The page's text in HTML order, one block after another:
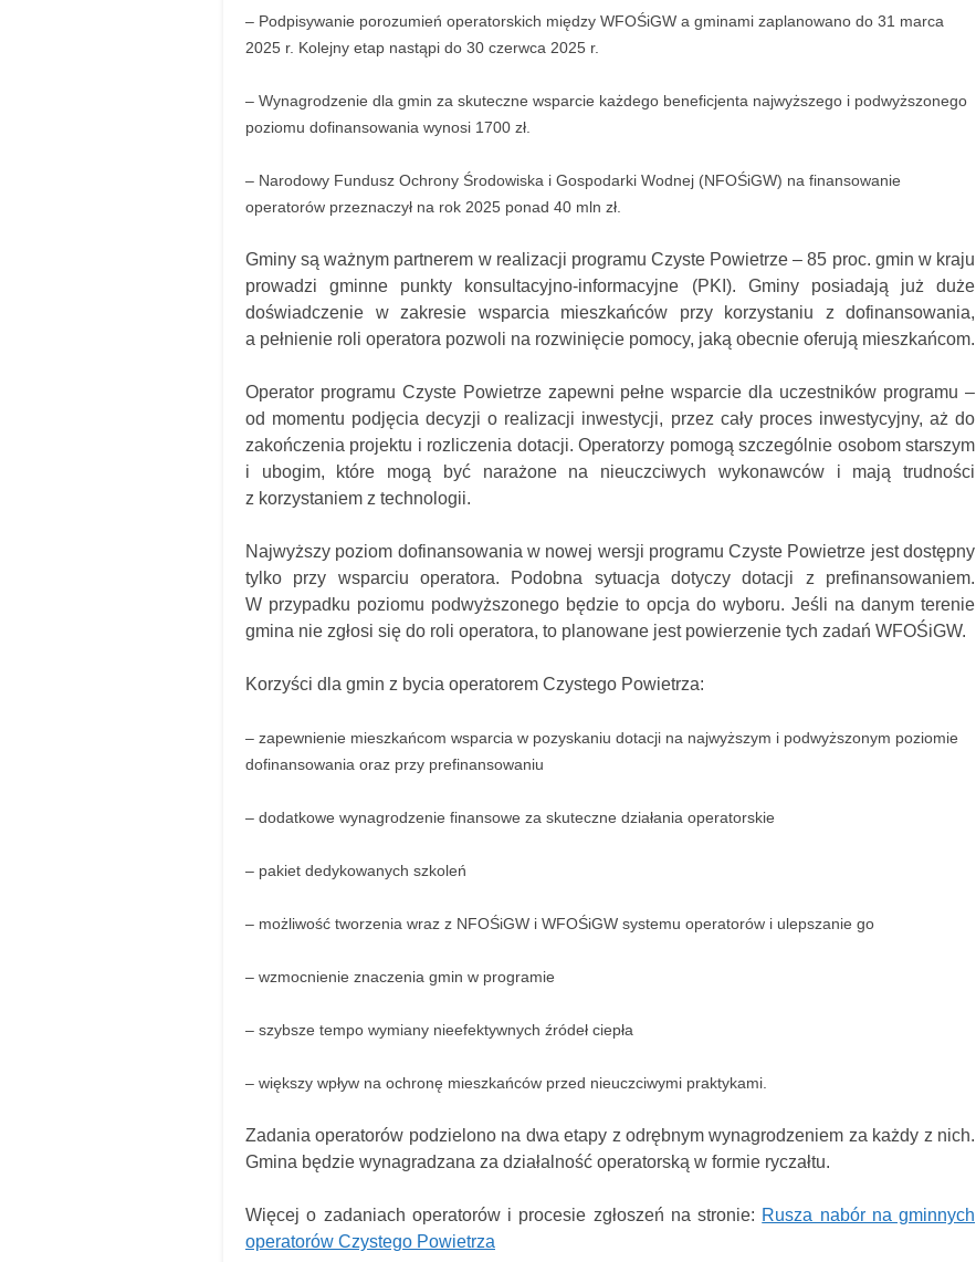
– Podpisywanie porozumień operatorskich między WFOŚiGW a gminami zaplanowano do 31 marca
2025 r. Kolejny etap nastąpi do 30 czerwca 2025 r.
– Wynagrodzenie dla gmin za skuteczne wsparcie każdego beneficjenta najwyższego i podwyższonego
poziomu dofinansowania wynosi 1700 zł.
– Narodowy Fundusz Ochrony Środowiska i Gospodarki Wodnej (NFOŚiGW) na finansowanie
operatorów przeznaczył na rok 2025 ponad 40 mln zł.
Gminy są ważnym partnerem w realizacji programu Czyste Powietrze – 85 proc. gmin w kraju
prowadzi gminne punkty konsultacyjno‐informacyjne (PKI). Gminy posiadają już duże
doświadczenie w zakresie wsparcia mieszkańców przy korzystaniu z dofinansowania,
a pełnienie roli operatora pozwoli na rozwinięcie pomocy, jaką obecnie oferują mieszkańcom.
Operator programu Czyste Powietrze zapewni pełne wsparcie dla uczestników programu –
od momentu podjęcia decyzji o realizacji inwestycji, przez cały proces inwestycyjny, aż do
zakończenia projektu i rozliczenia dotacji. Operatorzy pomogą szczególnie osobom starszym
i ubogim, które mogą być narażone na nieuczciwych wykonawców i mają trudności
z korzystaniem z technologii.
Najwyższy poziom dofinansowania w nowej wersji programu Czyste Powietrze jest dostępny
tylko przy wsparciu operatora. Podobna sytuacja dotyczy dotacji z prefinansowaniem.
W przypadku poziomu podwyższonego będzie to opcja do wyboru. Jeśli na danym terenie
gmina nie zgłosi się do roli operatora, to planowane jest powierzenie tych zadań WFOŚiGW.
Korzyści dla gmin z bycia operatorem Czystego Powietrza:
– zapewnienie mieszkańcom wsparcia w pozyskaniu dotacji na najwyższym i podwyższonym poziomie
dofinansowania oraz przy prefinansowaniu
– dodatkowe wynagrodzenie finansowe za skuteczne działania operatorskie
– pakiet dedykowanych szkoleń
– możliwość tworzenia wraz z NFOŚiGW i WFOŚiGW systemu operatorów i ulepszanie go
– wzmocnienie znaczenia gmin w programie
– szybsze tempo wymiany nieefektywnych źródeł ciepła
– większy wpływ na ochronę mieszkańców przed nieuczciwymi praktykami.
Zadania operatorów podzielono na dwa etapy z odrębnym wynagrodzeniem za każdy z nich.
Gmina będzie wynagradzana za działalność operatorską w formie ryczałtu.
Więcej o zadaniach operatorów i procesie zgłoszeń na stronie: Rusza nabór na gminnych
operatorów Czystego Powietrza